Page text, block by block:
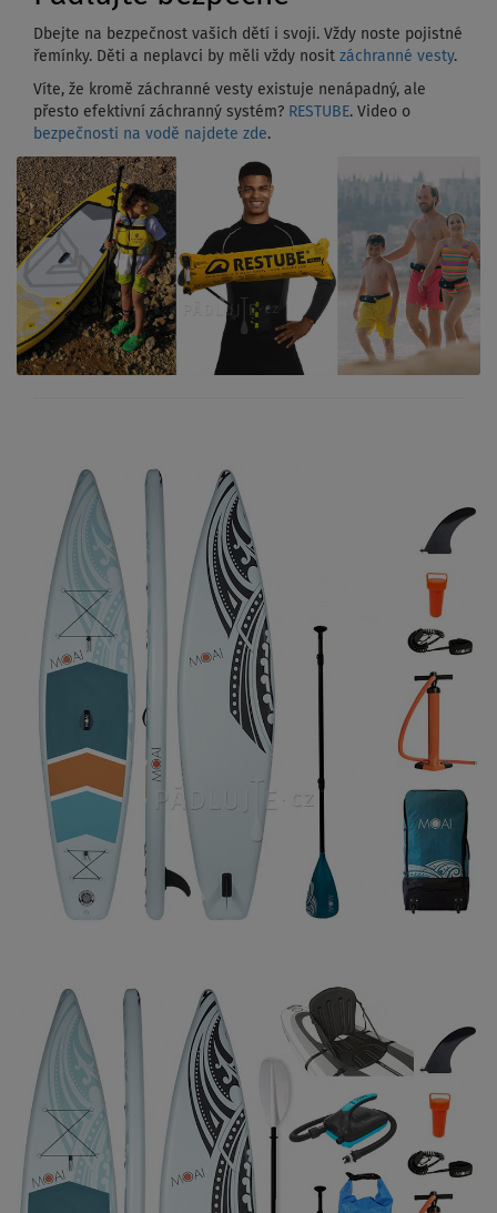
Dbejte na bezpečnost vašich dětí i svoji. Vždy noste pojistné
řemínky. Děti a neplavci by měli vždy nosit záchranné vesty.
Víte, že kromě záchranné vesty existuje nenápadný, ale
přesto efektivní záchranný systém? RESTUBE. Video o
bezpečnosti na vodě najdete zde.